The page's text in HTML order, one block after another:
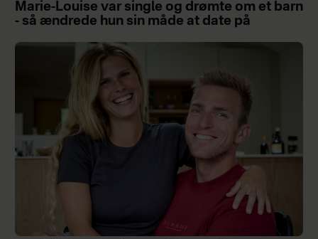
Marie-Louise var single og drømte om et barn
- så ændrede hun sin måde at date på